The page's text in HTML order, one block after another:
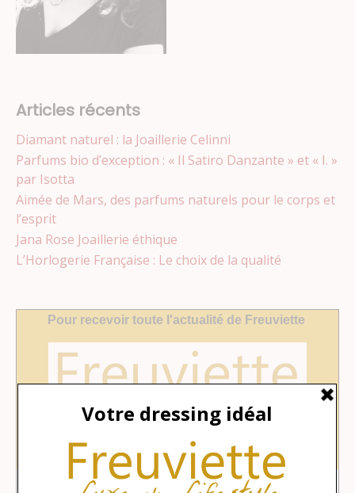
Articles récents
Diamant naturel : la Joaillerie Celinni
Parfums bio d’exception : « Il Satiro Danzante » et « I. »
par Isotta
Aimée de Mars, des parfums naturels pour le corps et
l’esprit
Jana Rose Joaillerie éthique
L’Horlogerie Française : Le choix de la qualité